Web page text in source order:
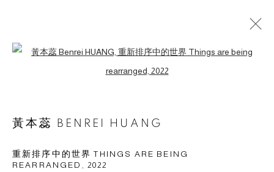
© 2026 BY ESLITE GALLERY. ALL RIGHTS RESERVED.
Open a larger version of the
黃本蕊 BENREI HUANG
重新排序中的世界 THINGS ARE BEING
REARRANGED , 2022